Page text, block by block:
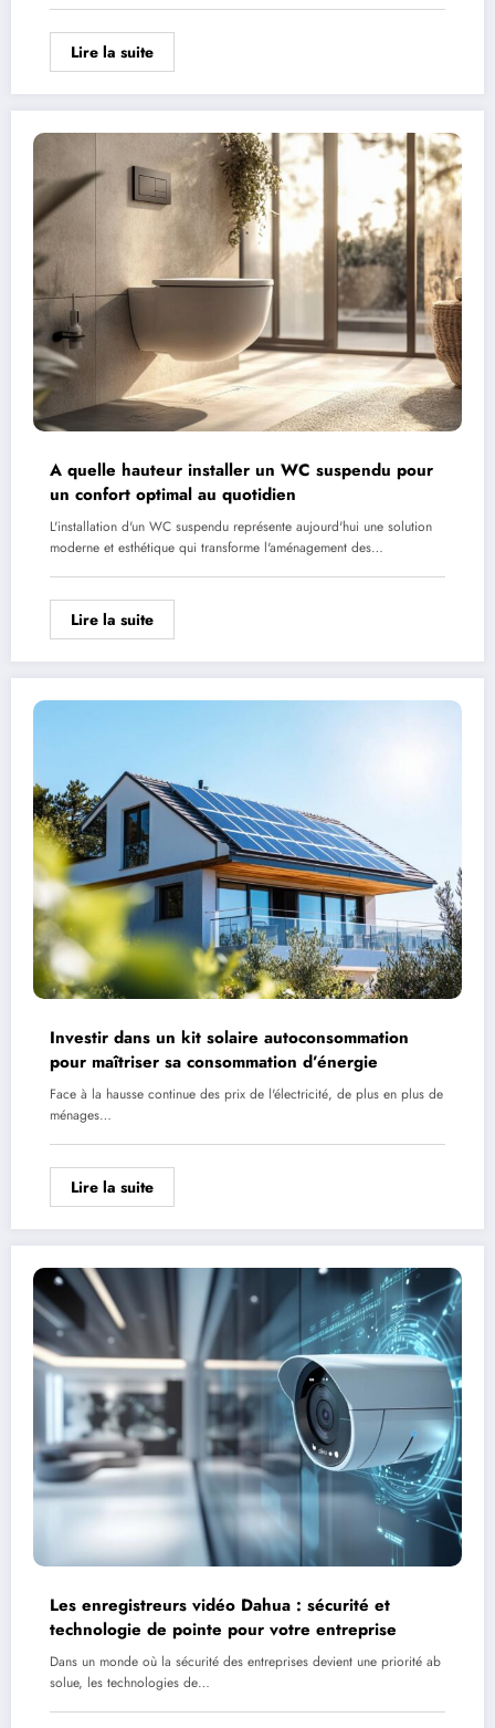
Lire la suite
A quelle hauteur installer un WC suspendu pour
un confort optimal au quotidien
L'installation d'un WC suspendu représente aujourd'hui une solution
moderne et esthétique qui transforme l'aménagement des…
Lire la suite
Investir dans un kit solaire autoconsommation
pour maîtriser sa consommation d’énergie
Face à la hausse continue des prix de l'électricité, de plus en plus de
ménages…
Lire la suite
Les enregistreurs vidéo Dahua : sécurité et
technologie de pointe pour votre entreprise
Dans un monde où la sécurité des entreprises devient une priorité ab
solue, les technologies de…